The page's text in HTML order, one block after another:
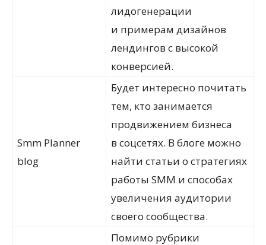
лидогенерации
и примерам дизайнов
лендингов с высокой
конверсией.
Smm Planner
blog
Будет интересно почитать
тем, кто занимается
продвижением бизнеса
в соцсетях. В блоге можно
найти статьи о стратегиях
работы SMM и способах
увеличения аудитории
своего сообщества.
Помимо рубрики